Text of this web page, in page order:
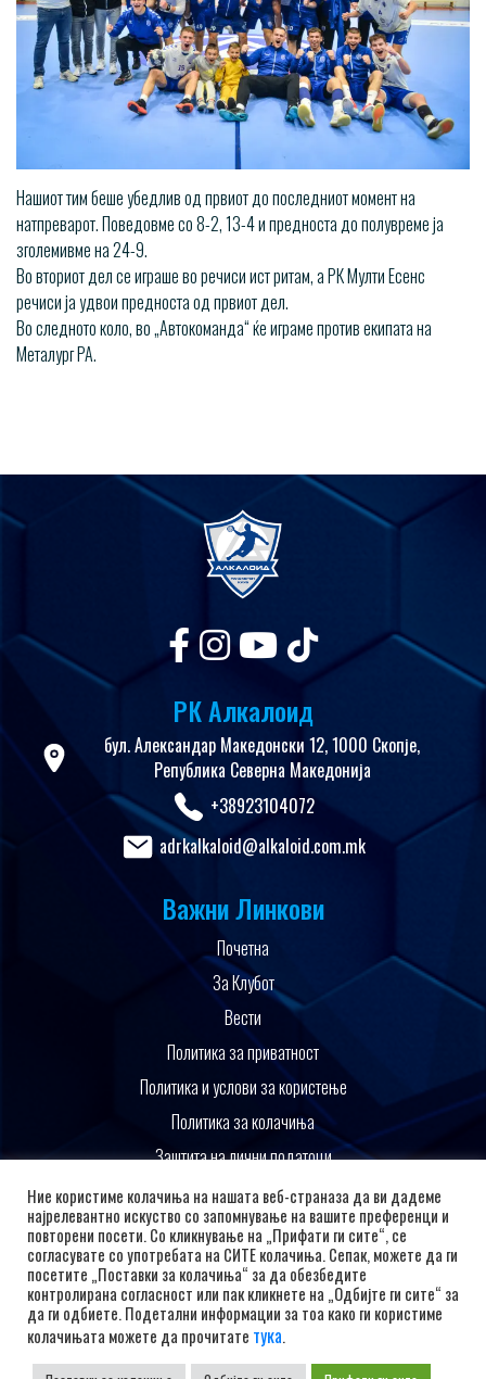
Нашиот тим беше убедлив од првиот до последниот момент на
натпреварот. Поведовме со 8-2, 13-4 и предноста до полувреме ја
зголемивме на 24-9.
Во вториот дел се играше во речиси ист ритам, а РК Мулти Есенс
речиси ја удвои предноста од првиот дел.
Во следното коло, во „Автокоманда“ ќе играме против екипата на
Металург РА.
РК Алкалоид
бул. Александар Македонски 12, 1000 Скопје,
Република Северна Македонија
+38923104072
adrkalkaloid@alkaloid.com.mk
Важни Линкови
Почетна
За Клубот
Вести
Политика за приватност
Политика и услови за користење
Политика за колачиња
Заштита на лични податоци
Поддржано од
Ние користиме колачиња на нашата веб-страназа да ви дадеме
најрелевантно искуство со запомнување на вашите преференци и
повторени посети. Со кликнување на „Прифати ги сите“, се
согласувате со употребата на СИТЕ колачиња. Сепак, можете да ги
посетите „Поставки за колачиња“ за да обезбедите
контролирана согласност или пак кликнете на „Одбијте ги сите“ за
да ги одбиете. Подетални информации за тоа како ги користиме
колачињата можете да прочитате тука.